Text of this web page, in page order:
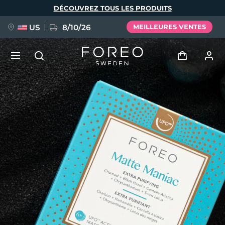
DÉCOUVREZ TOUS LES PRODUITS
US 8/10/26 MEILLEURES VENTES
Profil de l'utilisateur
Mes appareils
Mes commandes
Mes adresses
Mes abonnements
NOUVEAU
FAQ™ Pure Beauty-Tech Elixir
BREAKING NEWS
issa™ Teeth Whitening Set
Langue
English Deutsch
Español
Français
Italiano
Português
Polski
Svenska
Русский
Türkçe
简体中文 繁體中文